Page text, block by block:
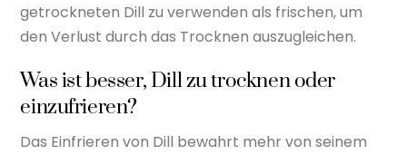
getrockneten Dill zu verwenden als frischen, um
den Verlust durch das Trocknen auszugleichen.
Was ist besser, Dill zu trocknen oder
einzufrieren?
Das Einfrieren von Dill bewahrt mehr von seinem